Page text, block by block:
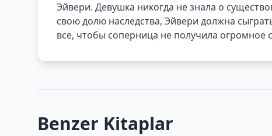
Эйвери. Девушка никогда не знала о
свою долю наследства, Эйвери должна
все, чтобы соперница не получила огромное
Benzer Kitaplar